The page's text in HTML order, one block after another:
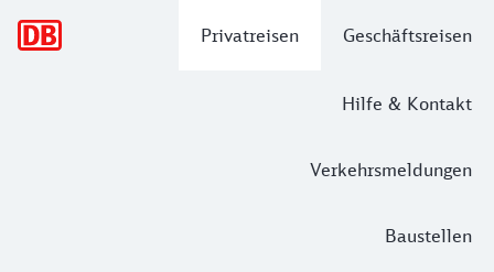
Privatreisen Geschäftsreisen
Hilfe & Kontakt
Verkehrsmeldungen
Baustellen